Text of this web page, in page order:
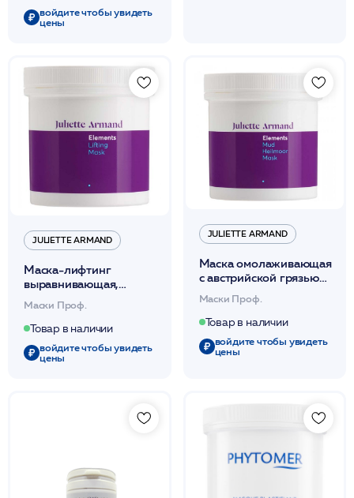
войдите чтобы увидеть
цены
JULIETTE ARMAND
Маска-лифтинг
выравнивающая,
подтягивающая,
повышающая упругость
280мл /JA
Маски Проф.
Товар в наличии
войдите чтобы увидеть
цены
JULIETTE ARMAND
Маска омолаживающая
с австрийской грязью
регенерирующая,
повышающая упругость
280мл /JA
Маски Проф.
Товар в наличии
войдите чтобы увидеть
цены